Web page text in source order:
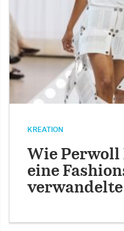
KREATION
Wie Perwoll
eine
verwandelte